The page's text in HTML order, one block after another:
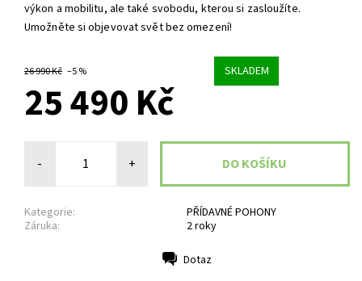
výkon a mobilitu, ale také svobodu, kterou si zasloužíte.
Umožněte si objevovat svět bez omezení!
26 990 Kč –5 % SKLADEM
25 490 Kč
- +
Kategorie:
PŘÍDAVNÉ POHONY
Záruka:
2 roky
Dotaz